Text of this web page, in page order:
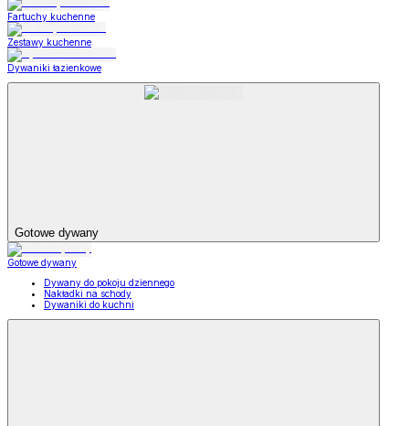
Fartuchy kuchenne
Zestawy kuchenne
Dywaniki łazienkowe
Gotowe dywany
Gotowe dywany
Dywany do pokoju dziennego
Nakładki na schody
Dywaniki do kuchni